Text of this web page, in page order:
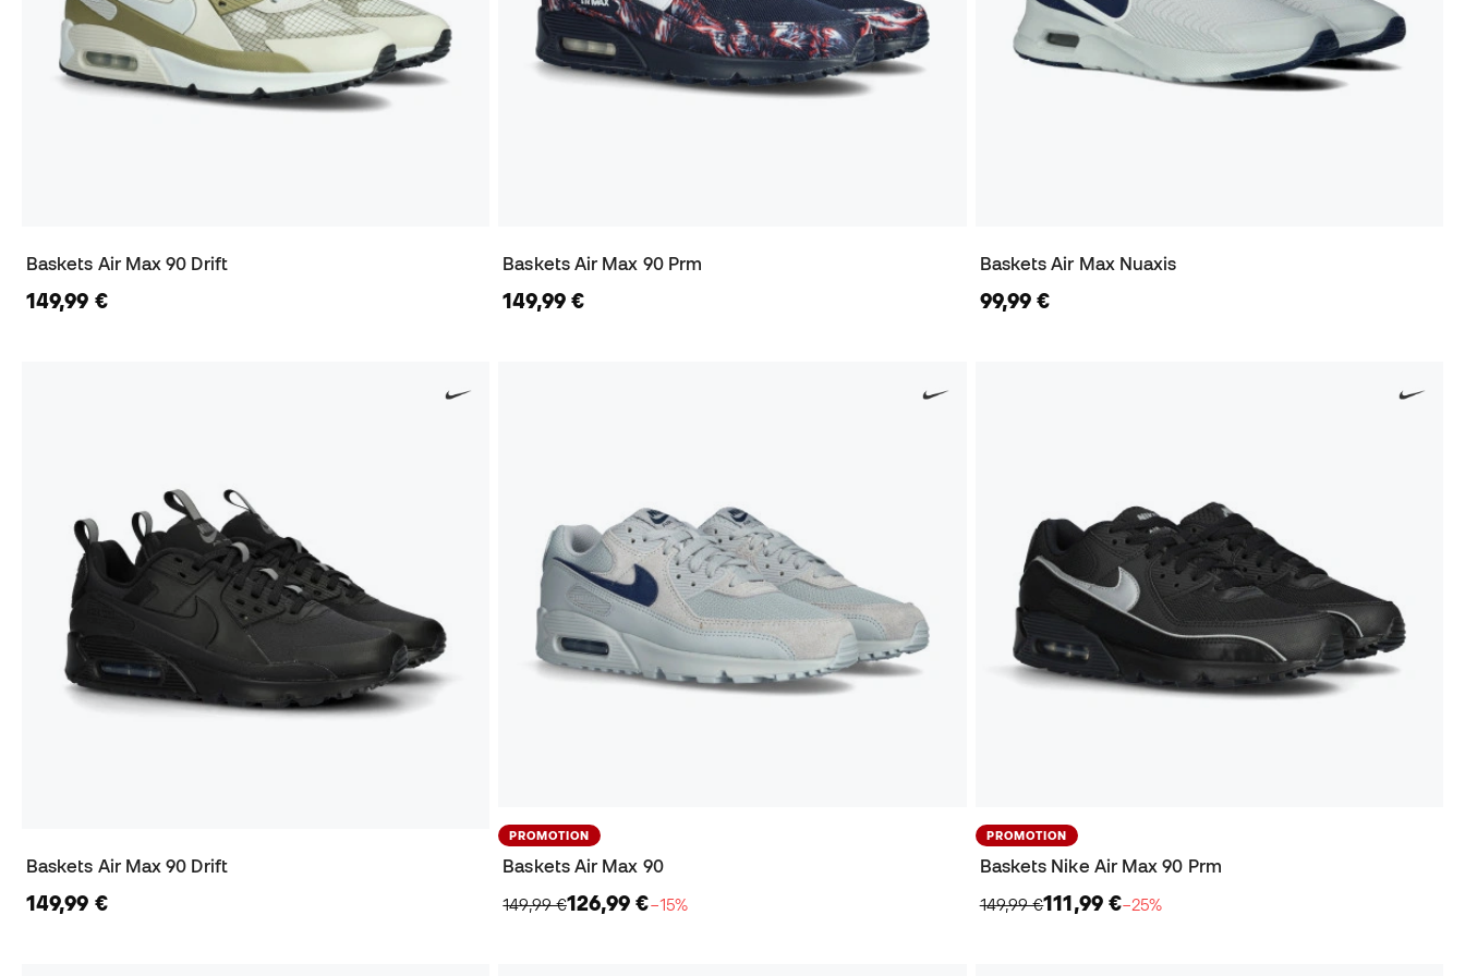
Baskets Air Max 90 Drift
149,99 €
Baskets Air Max 90 Prm
149,99 €
Baskets Air Max Nuaxis
99,99 €
Baskets Air Max 90 Drift
149,99 €
PROMOTION
Baskets Air Max 90
149,99 €126,99 €−15%
PROMOTION
Baskets Nike Air Max 90 Prm
149,99 €111,99 €−25%